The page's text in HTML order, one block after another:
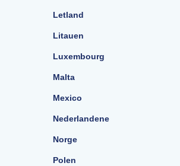
Letland
Litauen
Luxembourg
Malta
Mexico
Nederlandene
Norge
Polen